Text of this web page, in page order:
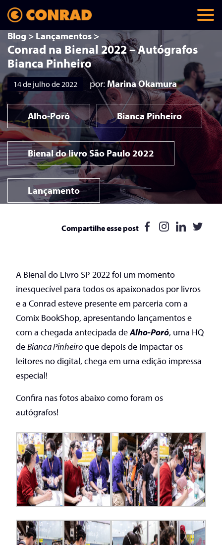
Blog > Lançamentos >
Conrad na Bienal 2022 – Autógrafos
Bianca Pinheiro
14 de julho de 2022 por: Marina Okamura
Alho-Poró Bianca Pinheiro
Bienal do livro São Paulo 2022
Lançamento
Compartilhe esse post
A Bienal do Livro SP 2022 foi um momento
inesquecível para todos os apaixonados por livros
e a Conrad esteve presente em parceria com a
Comix BookShop, apresentando lançamentos e
com a chegada antecipada deAlho-Poró, uma HQ
deBianca Pinheiroque depois de impactar os
leitores no digital, chega em uma edição impressa
especial!
Confira nas fotos abaixo como foram os
autógrafos!